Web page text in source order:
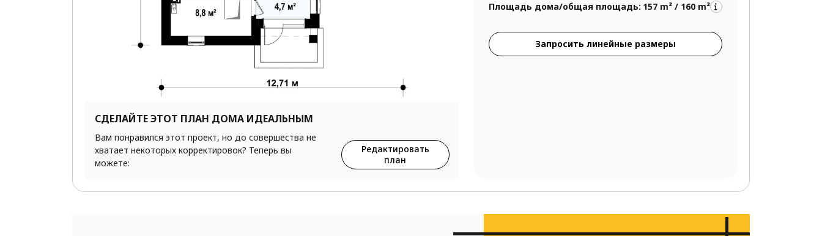
СДЕЛАЙТЕ ЭТОТ ПЛАН ДОМА ИДЕАЛЬНЫМ
Вам понравился этот проект, но до совершества не
хватает некоторых корректировок? Теперь вы
можете:
Редактировать
план
Площадь дома/общая площадь: 157 m² / 160 m²
Запросить линейные размеры